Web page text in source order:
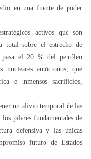
en una fuente de poder
activos que son
total sobre el estrecho de
pasa el 20 % del petróleo
autóctonos, que
e inmensos sacrificios,
un alivio temporal de las
pilares fundamentales de
defensiva y las únicas
futuro de Estados